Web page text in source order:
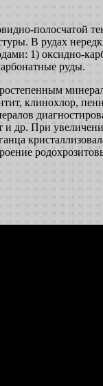
полосчатой
В рудах
1) оксидно-
руды.
клинохлор,
и др. При